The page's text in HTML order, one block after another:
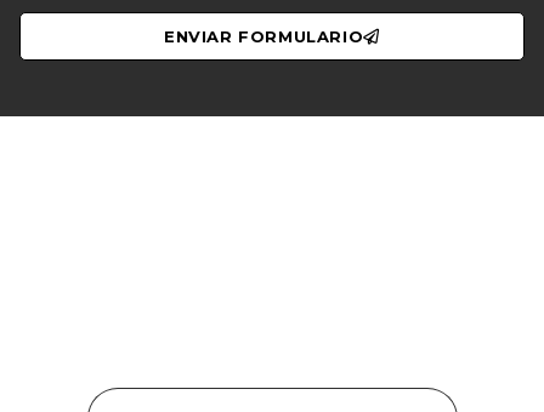
ENVIAR FORMULARIO